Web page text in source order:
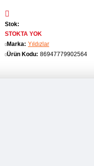
Stok:
STOKTA YOK
Marka: Yıldızlar
Ürün Kodu: 86947779902564